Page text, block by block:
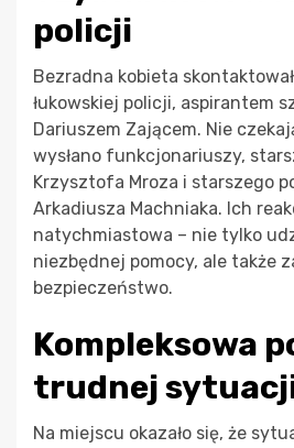
policji
Bezradna kobieta
łukowskiej policji, aspirantem
Dariuszem Zającem. Nie
wysłano funkcjonariuszy,
Krzysztofa Mroza i starszego
Arkadiusza Machniaka. Ich
natychmiastowa – nie tylko
niezbędnej pomocy, ale także
bezpieczeństwo.
Kompleksowa
trudnej
Na miejscu okazało się, że